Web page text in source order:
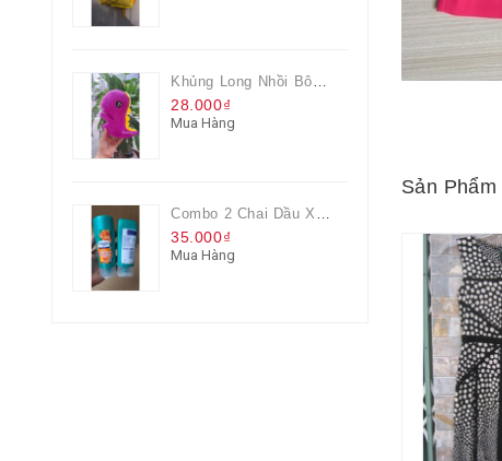
Khủng Long Nhồi Bông Cho Bé Chơi Màu Tím
28.000₫
Mua Hàng
Combo 2 Chai Dầu Xả Rejoice 3IN1 Siêu Mềm Mượt Chai 60ML
35.000₫
Mua Hàng
Sản